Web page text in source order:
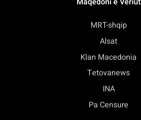
MRT-shqip
Alsat
Klan Macedonia
Tetovanews
INA
Pa Censure